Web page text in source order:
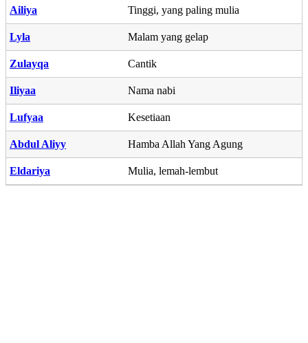
Ailiya Tinggi, yang paling mulia
Lyla Malam yang gelap
Zulayqa Cantik
Iliyaa Nama nabi
Lufyaa Kesetiaan
Abdul Aliyy Hamba Allah Yang Agung
Eldariya Mulia, lemah-lembut